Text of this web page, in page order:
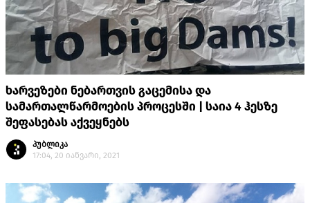
ხარვეზები ნებართვის გაცემისა და
სამართალწარმოების პროცესში | საია 4 ჰესზე
შეფასებას აქვეყნებს
პუბლიკა
17:04, 20 იანვარი, 2021